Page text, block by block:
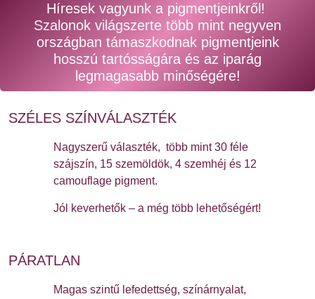
Híresek vagyunk a pigmentjeinkről!
Szalonok világszerte több mint negyven
országban támaszkodnak pigmentjeink
hosszú tartósságára és az iparág
legmagasabb minőségére!
SZÉLES SZÍNVÁLASZTÉK
Nagyszerű választék, több mint 30 féle
szájszín, 15 szemöldök, 4 szemhéj és 12
camouflage pigment.
Jól keverhetők – a még több lehetőségért!
PÁRATLAN
Magas szintű lefedettség, színárnyalat,